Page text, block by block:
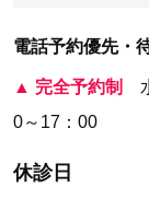
電話予約優先・
▲ 完全予約制
0～17：00
休診日